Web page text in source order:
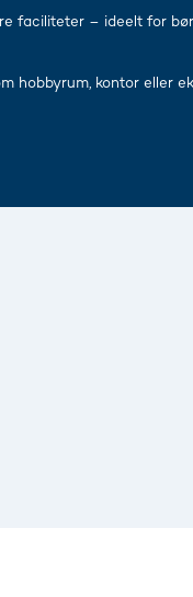
faciliteter – ideelt for
hobbyrum, kontor eller